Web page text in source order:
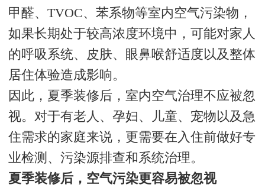
甲醛、TVOC、苯系物等室内空气污染物，
如果长期处于较高浓度环境中，可能对家人
的呼吸系统、皮肤、眼鼻喉舒适度以及整体
居住体验造成影响。
因此，夏季装修后，室内空气治理不应被忽
视。对于有老人、孕妇、儿童、宠物以及急
住需求的家庭来说，更需要在入住前做好专
业检测、污染源排查和系统治理。
夏季装修后，空气污染更容易被忽视